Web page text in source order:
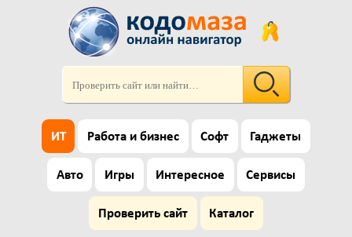
ИТ Работа и бизнес Софт Гаджеты
Авто Игры Интересное Сервисы
Проверить сайт Каталог